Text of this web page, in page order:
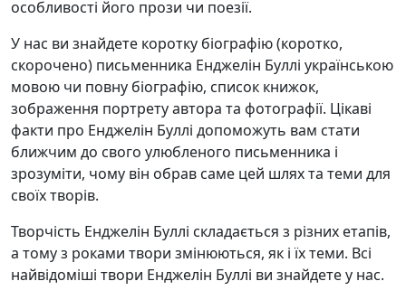
особливості його прози чи поезії.
У нас ви знайдете коротку біографію (коротко,
скорочено) письменника Енджелін Буллі українською
мовою чи повну біографію, список книжок,
зображення портрету автора та фотографії. Цікаві
факти про Енджелін Буллі допоможуть вам стати
ближчим до свого улюбленого письменника і
зрозуміти, чому він обрав саме цей шлях та теми для
своїх творів.
Творчість Енджелін Буллі складається з різних етапів,
а тому з роками твори змінюються, як і їх теми. Всі
найвідоміші твори Енджелін Буллі ви знайдете у нас.